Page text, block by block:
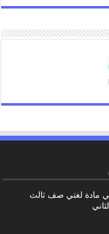
مادة لغتي صف ثالث